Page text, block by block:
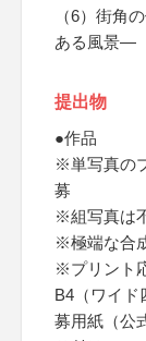
（6）街角
ある風景―
提出物
●作品
※単写真の
募
※組写真は
※極端な合
※プリント
B4（ワイド
募用紙（公